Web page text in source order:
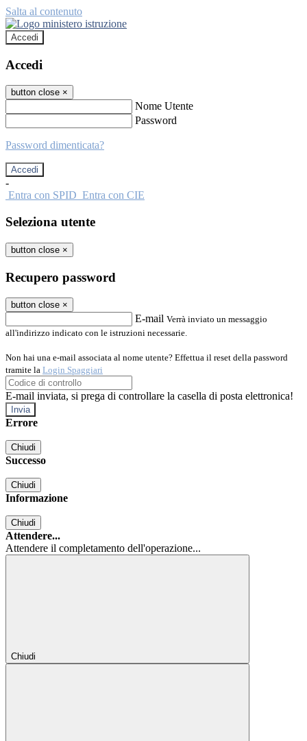
Salta al contenuto
Accedi
Accedi
button close ×
Nome Utente
Password
Password dimenticata?
-
Entra con SPID Entra con CIE
Seleziona utente
button close ×
Recupero password
button close ×
E-mail Verrà inviato un messaggio
all'indirizzo indicato con le istruzioni necessarie.
Non hai una e-mail associata al nome utente? Effettua il reset della password
tramite la Login Spaggiari
E-mail inviata, si prega di controllare la casella di posta elettronica!
Errore
Chiudi
Successo
Chiudi
Informazione
Chiudi
Attendere...
Attendere il completamento dell'operazione...
Chiudi